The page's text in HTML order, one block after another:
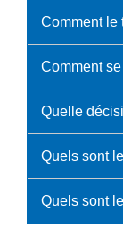
Comment le
Comment
Quelle
Quels sont
Quels sont